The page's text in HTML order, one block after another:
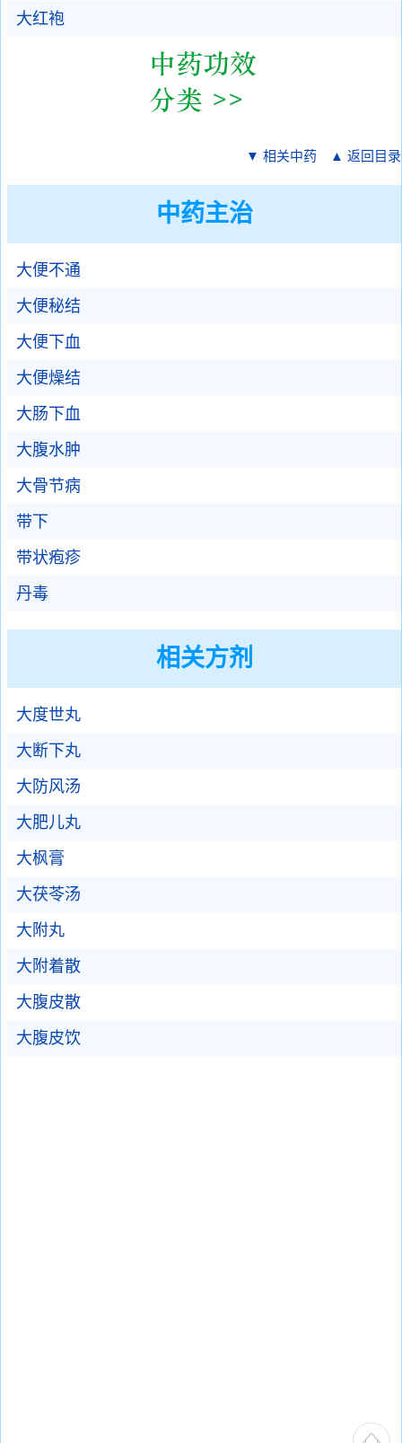
大红袍
▼ 相关中药 ▲ 返回目录
中药主治
大便不通
大便秘结
大便下血
大便燥结
大肠下血
大腹水肿
大骨节病
带下
带状疱疹
丹毒
相关方剂
大度世丸
大断下丸
大防风汤
大肥儿丸
大枫膏
大茯苓汤
大附丸
大附着散
大腹皮散
大腹皮饮